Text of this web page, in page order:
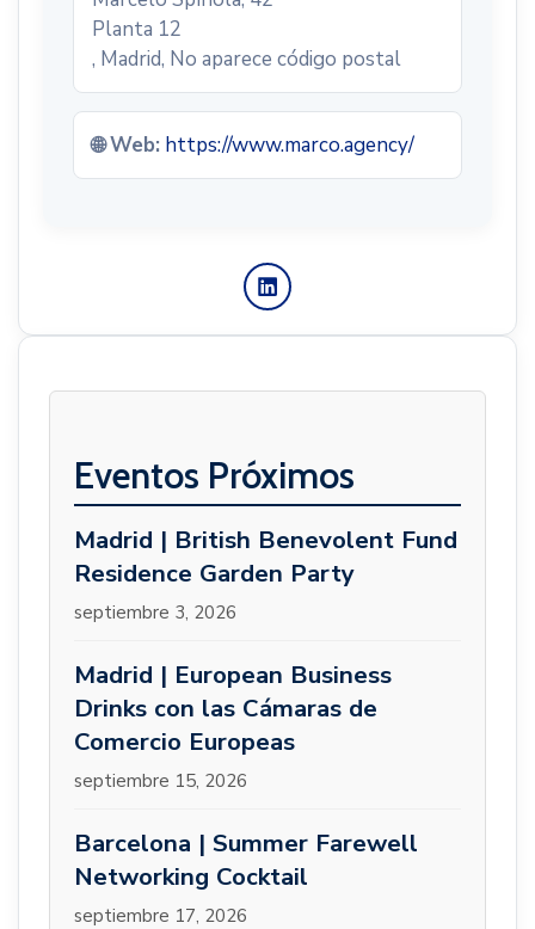
Planta 12
, Madrid, No aparece código postal
🌐 Web: https://www.marco.agency/
Eventos Próximos
Madrid | British Benevolent Fund
Residence Garden Party
septiembre 3, 2026
Madrid | European Business
Drinks con las Cámaras de
Comercio Europeas
septiembre 15, 2026
Barcelona | Summer Farewell
Networking Cocktail
septiembre 17, 2026